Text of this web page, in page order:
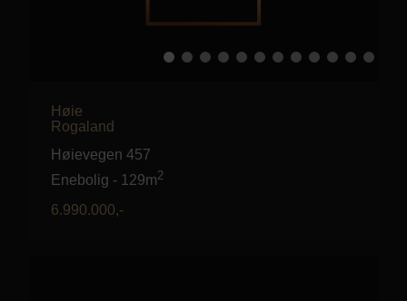
Høie
Rogaland
Høievegen 457
Enebolig - 129m2
6.990.000,-